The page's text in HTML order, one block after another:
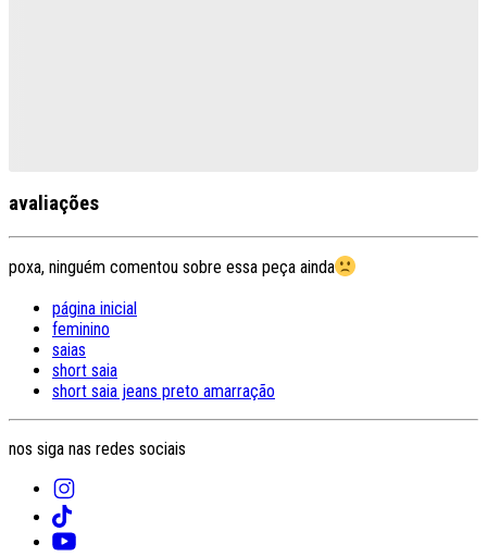
avaliações
poxa, ninguém comentou sobre essa peça ainda
página inicial
feminino
saias
short saia
short saia jeans preto amarração
nos siga nas redes sociais